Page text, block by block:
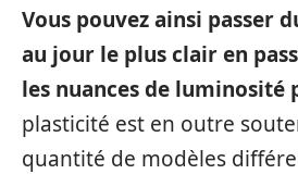
Vous pouvez ainsi passer
au jour le plus clair en
les nuances de luminosité
plasticité est en outre
quantité de modèles